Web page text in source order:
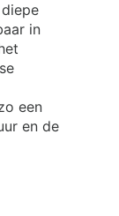
in
een
en de